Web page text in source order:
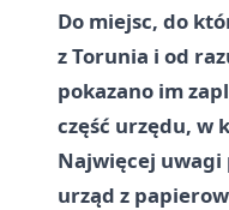
Do miejsc, do
z Torunia i od
pokazano im
część urzędu, w
Najwięcej uwagi
urząd z